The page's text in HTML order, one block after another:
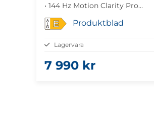
• 144 Hz Motion Clarity Pro
• Google TV
E Produktblad
Lagervara
7 990 kr